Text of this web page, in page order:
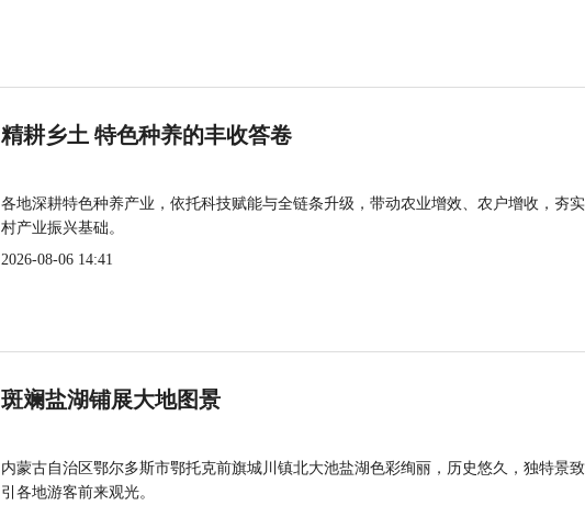
精耕乡土 特色种养的丰收答卷
各地深耕特色种养产业，依托科技赋能与全链条升级，带动农业增效、农户增收，夯
村产业振兴基础。
2026-08-06 14:41
斑斓盐湖铺展大地图景
内蒙古自治区鄂尔多斯市鄂托克前旗城川镇北大池盐湖色彩绚丽，历史悠久，独特景
引各地游客前来观光。